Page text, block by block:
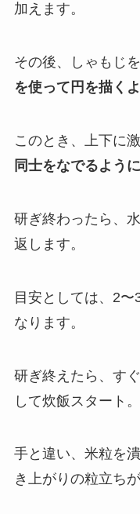
加えます。
その後、しゃもじ
を使って円を描く
このとき、上下に
同士をなでるよう
研ぎ終わったら、
返します。
目安としては、2
なります。
研ぎ終えたら、す
して炊飯スタート。
手と違い、米粒を
き上がりの粒立ち